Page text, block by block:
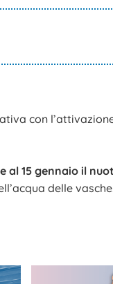
con
al 15 gennaio il
delle